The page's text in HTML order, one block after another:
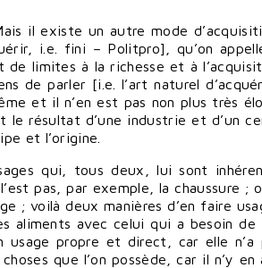
il existe un autre mode
i.e. fini – Politpro], qu’on
de limites à la richesse et à
de parler [i.e. l’art naturel
et il n’en est pas non plus très
résultat d’une industrie et d’un
et l’origine.
qui, tous deux, lui sont
pas, par exemple, la chaussure ;
; voilà deux manières d’en faire
aliments avec celui qui a besoin
usage propre et direct, car elle
que l’on possède, car il n’y